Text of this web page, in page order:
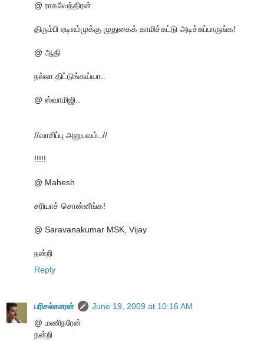
@ ராகவேந்திரன்
திரும்பி ஏடிஎம்முக்கு முதுகைக் காமிச்சுட்டு அடிச்சுப்பாருங்க!
@ ஆதி
நல்லா திட்டுங்கய்யா..
@ ஸ்வாமிஜி..
//வாசிப்பு அனுபவம்..//
!!!!!
@ Mahesh
சரியாச் சொன்னீங்க!
@ Saravanakumar MSK, Vijay
நன்றி
Reply
பரிசல்காரன்
June 19, 2009 at 10:16 AM
@ மணிநரேன்
நன்றி